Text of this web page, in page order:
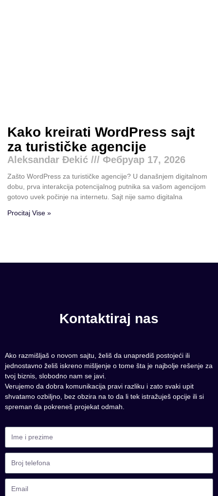
Kako kreirati WordPress sajt
za turističke agencije
Aleksandar Đekić Фебруар 17, 2026
Zašto WordPress za turističke agencije? U današnjem digitalnom
dobu, prva interakcija potencijalnog putnika sa vašom agencijom
gotovo uvek počinje na internetu. Sajt nije samo digitalna
Procitaj Vise »
Kontaktiraj nas
Ako razmišljaš o novom sajtu, želiš da unaprediš postojeći ili
jednostavno želiš iskreno mišljenje o tome šta je najbolje rešenje za
tvoj biznis, slobodno nam se javi.
Verujemo da dobra komunikacija pravi razliku i zato svaki upit
shvatamo ozbiljno, bez obzira na to da li tek istražuješ opcije ili si
spreman da pokreneš projekat odmah.